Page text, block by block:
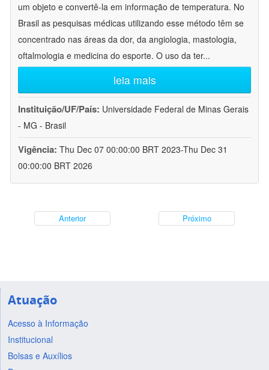
um objeto e convertê-la em informação de temperatura. No
Brasil as pesquisas médicas utilizando esse método têm se
concentrado nas áreas da dor, da angiologia, mastologia,
oftalmologia e medicina do esporte. O uso da ter...
leia mais
Instituição/UF/País: Universidade Federal de Minas Gerais
- MG - Brasil
Vigência: Thu Dec 07 00:00:00 BRT 2023-Thu Dec 31
00:00:00 BRT 2026
Anterior Próximo
Atuação
Acesso à Informação
Institucional
Bolsas e Auxílios